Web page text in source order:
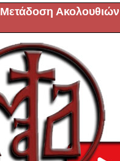
Μετάδοση Ακολουθιών